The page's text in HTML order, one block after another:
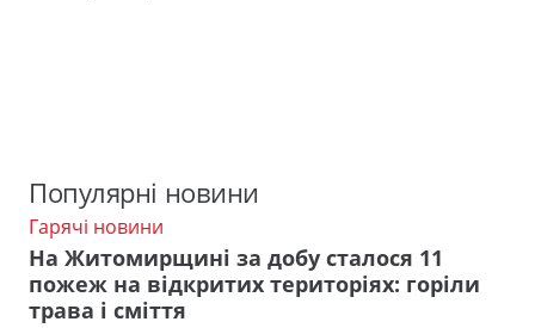
Популярні новини
Гарячі новини
На Житомирщині за добу сталося 11
пожеж на відкритих територіях: горіли
трава і сміття